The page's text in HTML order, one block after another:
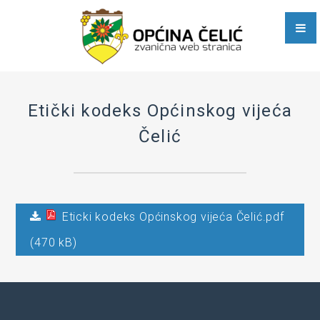
Etički kodeks Općinskog vijeća
Čelić
Eticki kodeks Općinskog vijeća Čelić.pdf
(470 kB)
Javni pozivi i obavještenja
Poslovne zone
Općinske službe
Stručna služba Općinskog vijeća, Općinskog načelnika i
pravne, geodetske i inspekcijske poslove